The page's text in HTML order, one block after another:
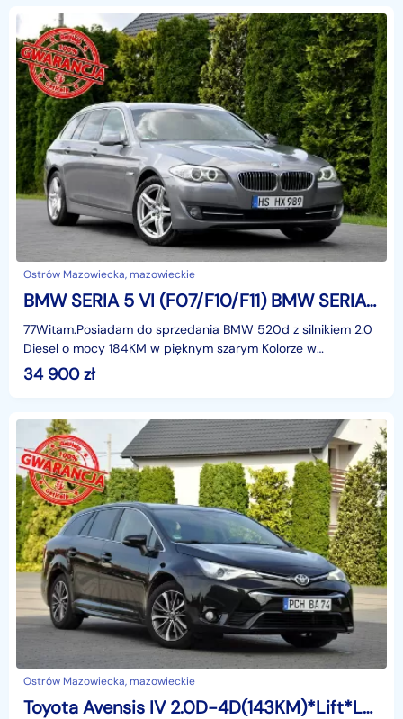
Ostrów Mazowiecka, mazowieckie
BMW SERIA 5 VI (F07/F10/F11) BMW SERIA 5 2.0d(184KM)*Xenon*Ringi*Dociągi*Duża Navi*Skóry*El.Fotele*El.Klapa*A
77Witam.Posiadam do sprzedania BMW 520d z silnikiem 2.0
Diesel o mocy 184KM w pięknym szarym Kolorze w
najbogatszej wersji wyposażenia i z rewelacyjnym Silnikie
34 900zł
Ostrów Mazowiecka, mazowieckie
Toyota Avensis IV 2.0D-4D(143KM)*Lift*Led*Navi*Kamera*Klimatronik*Chrom*I Wł*Alu 17"AS